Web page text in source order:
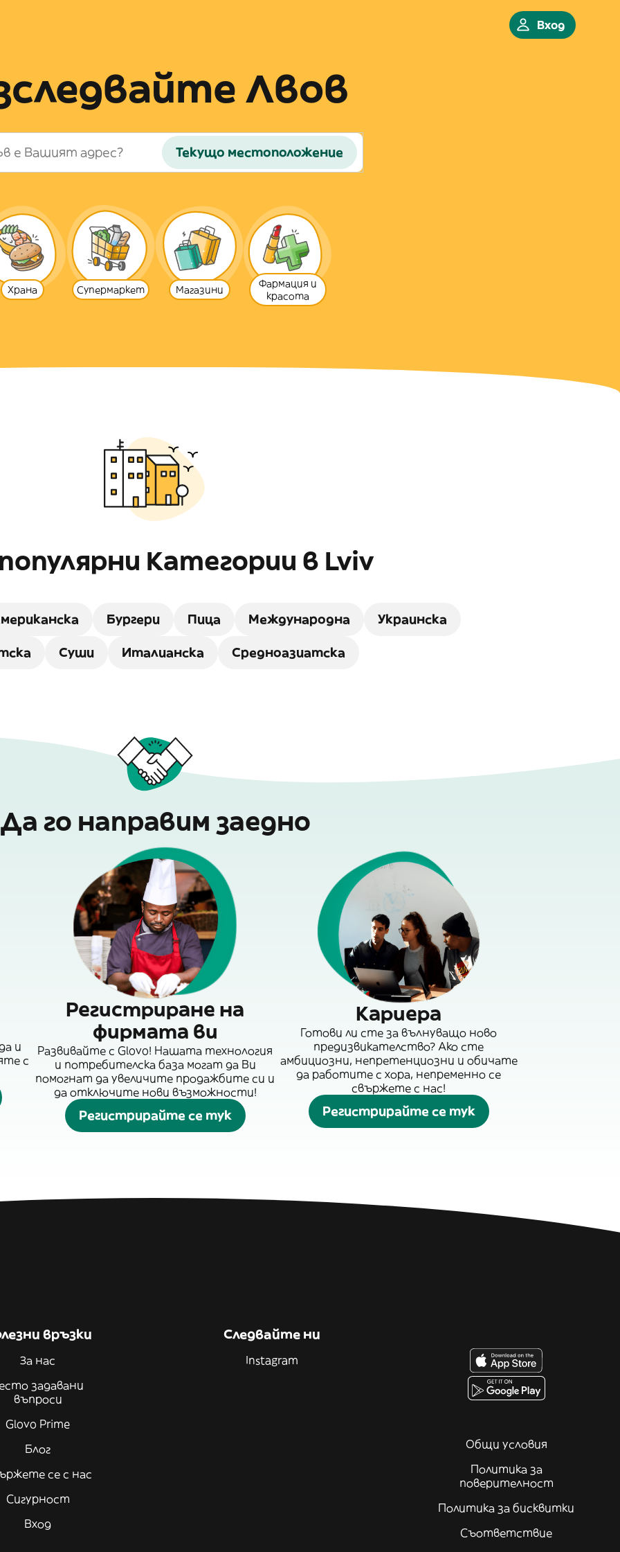
Вход
Лвов
Текущо местоположение
Храна Супермаркет Магазини
Фармация и
красота
Категории в Lviv
Бургери Пица Международна Украинска
Суши Италианска Средноазиатска
Да го направим заедно
и
с
Регистриране на
фирмата ви
Развивайте с Glovo! Нашата технология
и потребителска база могат да Ви
помогнат да увеличите продажбите си и
да отключите нови възможности!
Регистрирайте се тук
Кариера
Готови ли сте за вълнуващо ново
предизвикателство? Ако сте
амбициозни, непретенциозни и обичате
да работите с хора, непременно се
свържете с нас!
Регистрирайте се тук
връзки
За нас
задавани
въпроси
Glovo Prime
Блог
се с нас
Сигурност
Вход
Следвайте ни
Instagram
Общи условия
Политика за
поверителност
Политика за бисквитки
Съответствие